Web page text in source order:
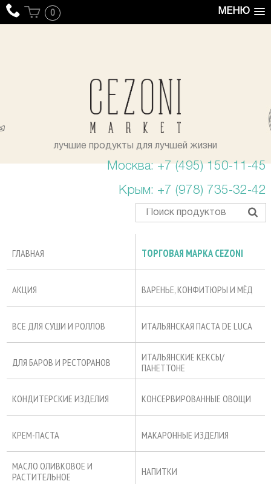
МЕНЮ
0
лучшие продукты для лучшей жизни
Москва: +7 (495) 150-11-45
Крым: +7 (978) 735-32-42
ГЛАВНАЯ ТОРГОВАЯ МАРКА CEZONI
АКЦИЯ ВАРЕНЬЕ, КОНФИТЮРЫ И МЁД
ВСЕ ДЛЯ СУШИ И РОЛЛОВ ИТАЛЬЯНСКАЯ ПАСТА DE LUCA
ДЛЯ БАРОВ И РЕСТОРАНОВ
ИТАЛЬЯНСКИЕ КЕКСЫ/
ПАНЕТТОНЕ
КОНДИТЕРСКИЕ ИЗДЕЛИЯ КОНСЕРВИРОВАННЫЕ ОВОЩИ
КРЕМ-ПАСТА МАКАРОННЫЕ ИЗДЕЛИЯ
МАСЛО ОЛИВКОВОЕ И
РАСТИТЕЛЬНОЕ
НАПИТКИ